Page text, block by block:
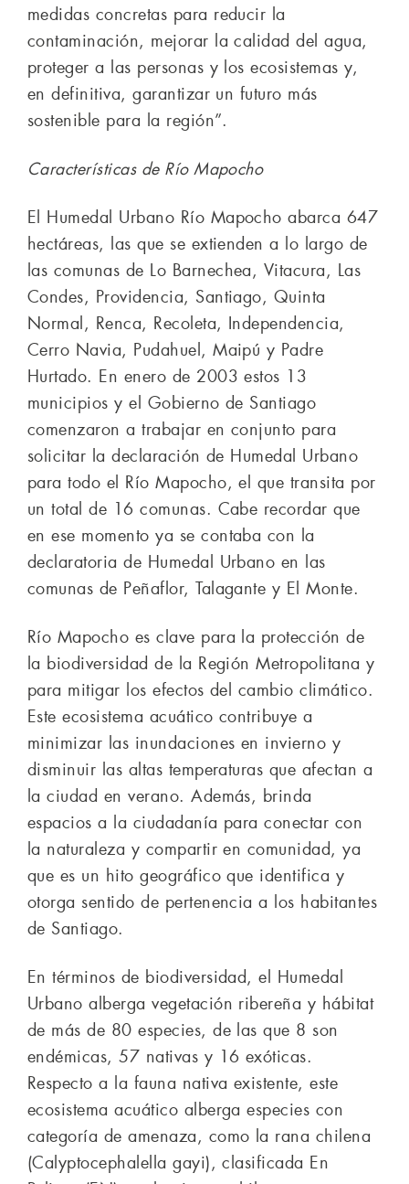
medidas concretas para reducir la
contaminación, mejorar la calidad del agua,
proteger a las personas y los ecosistemas y,
en definitiva, garantizar un futuro más
sostenible para la región”.
Características de Río Mapocho
El Humedal Urbano Río Mapocho abarca 647
hectáreas, las que se extienden a lo largo de
las comunas de Lo Barnechea, Vitacura, Las
Condes, Providencia, Santiago, Quinta
Normal, Renca, Recoleta, Independencia,
Cerro Navia, Pudahuel, Maipú y Padre
Hurtado. En enero de 2003 estos 13
municipios y el Gobierno de Santiago
comenzaron a trabajar en conjunto para
solicitar la declaración de Humedal Urbano
para todo el Río Mapocho, el que transita por
un total de 16 comunas. Cabe recordar que
en ese momento ya se contaba con la
declaratoria de Humedal Urbano en las
comunas de Peñaflor, Talagante y El Monte.
Río Mapocho es clave para la protección de
la biodiversidad de la Región Metropolitana y
para mitigar los efectos del cambio climático.
Este ecosistema acuático contribuye a
minimizar las inundaciones en invierno y
disminuir las altas temperaturas que afectan a
la ciudad en verano. Además, brinda
espacios a la ciudadanía para conectar con
la naturaleza y compartir en comunidad, ya
que es un hito geográfico que identifica y
otorga sentido de pertenencia a los habitantes
de Santiago.
En términos de biodiversidad, el Humedal
Urbano alberga vegetación ribereña y hábitat
de más de 80 especies, de las que 8 son
endémicas, 57 nativas y 16 exóticas.
Respecto a la fauna nativa existente, este
ecosistema acuático alberga especies con
categoría de amenaza, como la rana chilena
(Calyptocephalella gayi), clasificada En